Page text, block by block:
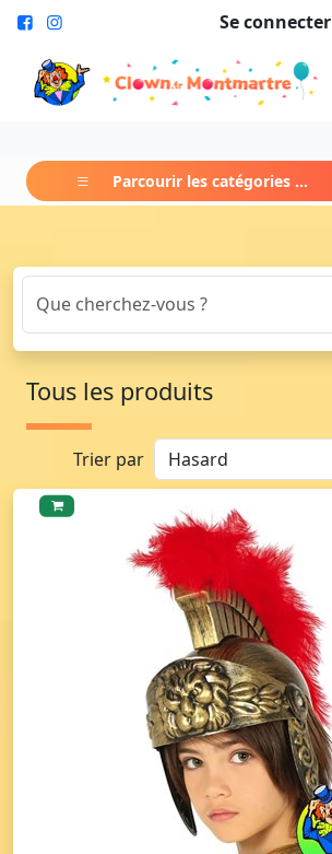
Se connecter
Parcourir les catégories ...
Tous les produits
Trier par